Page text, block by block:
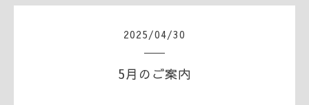
2025/04/30
5月のご案内